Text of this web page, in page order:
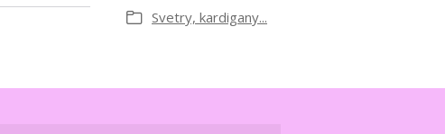
Svetry, kardigany...